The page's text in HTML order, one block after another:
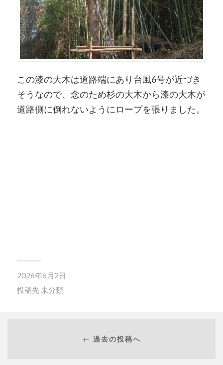
この漆の大木は道路端にあり台風6号が近づき
そうなので、念のため杉の大木から漆の大木が
道路側に倒れないようにロープを張りました。
2026年6月2日
投稿先 未分類
← 過去の投稿へ